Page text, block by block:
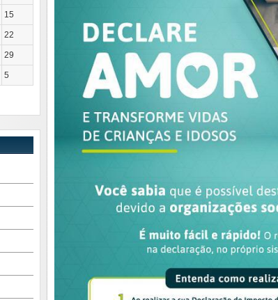
15
22
29
5